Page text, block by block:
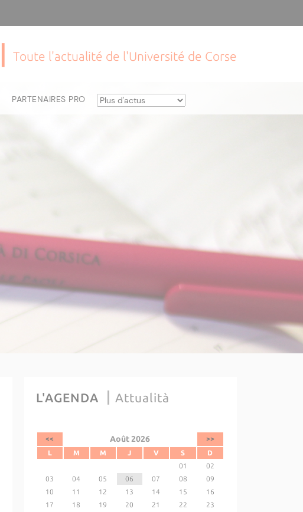
Toute l'actualité de l'Université de Corse
PARTENAIRES PRO
L'AGENDA Attualità
<< Août 2026
>>
L
M M J V S
D
01
02
03
04 05 06 07 08
09
10
11 12 13 14 15
16
17
18 19 20 21 22
23